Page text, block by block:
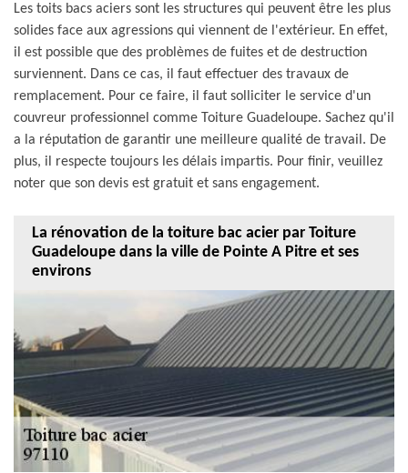
Les toits bacs aciers sont les structures qui peuvent être les plus
solides face aux agressions qui viennent de l'extérieur. En effet,
il est possible que des problèmes de fuites et de destruction
surviennent. Dans ce cas, il faut effectuer des travaux de
remplacement. Pour ce faire, il faut solliciter le service d'un
couvreur professionnel comme Toiture Guadeloupe. Sachez qu'il
a la réputation de garantir une meilleure qualité de travail. De
plus, il respecte toujours les délais impartis. Pour finir, veuillez
noter que son devis est gratuit et sans engagement.
La rénovation de la toiture bac acier par Toiture
Guadeloupe dans la ville de Pointe A Pitre et ses
environs